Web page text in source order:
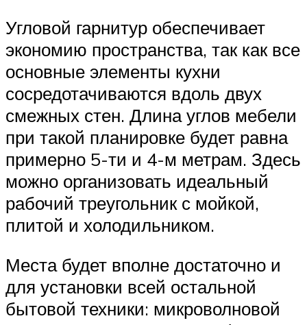
Угловой гарнитур обеспечивает
экономию пространства, так как все
основные элементы кухни
сосредотачиваются вдоль двух
смежных стен. Длина углов мебели
при такой планировке будет равна
примерно 5-ти и 4-м метрам. Здесь
можно организовать идеальный
рабочий треугольник с мойкой,
плитой и холодильником.
Места будет вполне достаточно и
для установки всей остальной
бытовой техники: микроволновой